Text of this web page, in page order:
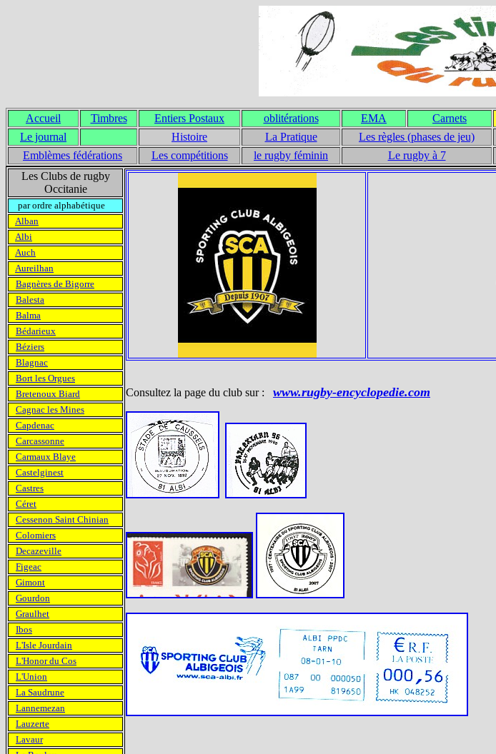
Accueil Timbres Entiers Postaux oblitérations EMA Carnets
Le journal
Histoire La Pratique Les règles (phases de jeu)
Emblèmes fédérations
Les compétitions le rugby féminin Le rugby à 7
Les Clubs de rugby
Occitanie
Consultez la page du club sur : www.rugby-encyclopedie.com
par ordre alphabétique
Alban
Albi
Auch
Aureilhan
Bagnères de Bigorre
Balesta
Balma
Bédarieux
Béziers
Blagnac
Bort les Orgues
Bretenoux Biard
Cagnac les Mines
Capdenac
Carcassonne
Carmaux Blaye
Castelginest
Castres
Céret
Cessenon Saint Chinian
Colomiers
Decazeville
Figeac
Gimont
Gourdon
Graulhet
Ibos
L'Isle Jourdain
L'Honor du Cos
L'Union
La Saudrune
Lannemezan
Lauzerte
Lavaur